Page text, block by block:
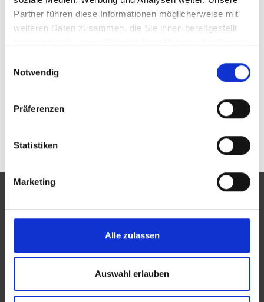
Partner führen diese Informationen möglicherweise mit
weiteren Daten zusammen, die Sie ihnen bereitgestellt
Notwendig
Präferenzen
Statistiken
Marketing
Alle zulassen
Auswahl erlauben
Sie sind nicht Oskar Görlandt Inh. Thomas
Lindenkohl e. K.? Zur allgemeinen Suche.
Eine Aktion des Zentralverbandes der Augenoptiker und
Optometristen (ZVA)
Der ZVA ist ein Bundesinnungsverband, seine Mitglieder
sind die Landesinnungsverbände und Landesinnungen